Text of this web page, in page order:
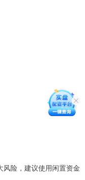
风险，建议使用闲置资金